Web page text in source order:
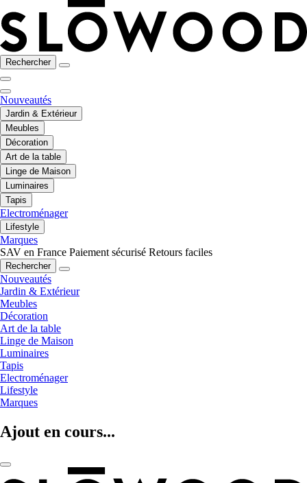
Rechercher
Nouveautés
Jardin & Extérieur
Meubles
Décoration
Art de la table
Linge de Maison
Luminaires
Tapis
Electroménager
Lifestyle
Marques
SAV en France Paiement sécurisé Retours faciles
Rechercher
Nouveautés
Jardin & Extérieur
Meubles
Décoration
Art de la table
Linge de Maison
Luminaires
Tapis
Electroménager
Lifestyle
Marques
Ajout en cours...